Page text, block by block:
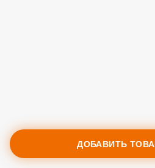
ДОБАВИТЬ